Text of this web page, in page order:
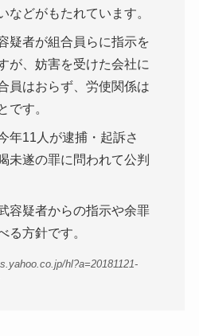
などがもたれています。
疑者が組合員らに指示を
が、妨害を受けた会社に
員はおらず、労使関係は
です。
年11人が逮捕・起訴さ
未遂の罪に問われて公判
容疑者からの指示や余罪
る方針です。
hl?a=20181121-